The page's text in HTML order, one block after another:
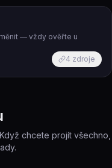
— vždy ověřte u
4 zdroje
chcete projít všechno,